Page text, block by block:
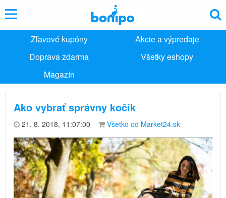
Zľavové kupóny
Akcie a výpredaje
Doprava zdarma
Všetky eshopy
Magazín
Ako vybrať správny kočík
21. 8. 2018, 11:07:00 Všetko od Market24.sk